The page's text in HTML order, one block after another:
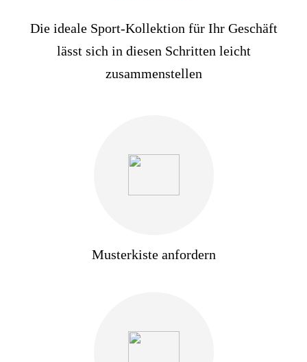
Die ideale Sport-Kollektion für Ihr Geschäft
lässt sich in diesen Schritten leicht
zusammenstellen
Musterkiste anfordern